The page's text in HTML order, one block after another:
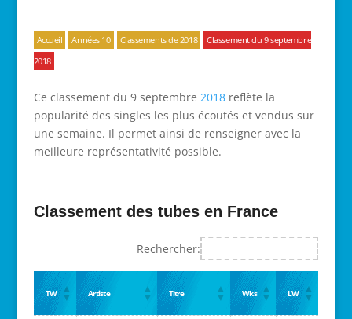
Accueil Années 10 Classements de 2018
Classement du 9 septembre
2018
Ce classement du 9 septembre 2018reflète la
popularité des singles les plus écoutés et vendus sur
une semaine. Il permet ainsi de renseigner avec la
meilleure représentativité possible.
Classement des tubes en France
Rechercher:
TW Artiste Titre Wks LW